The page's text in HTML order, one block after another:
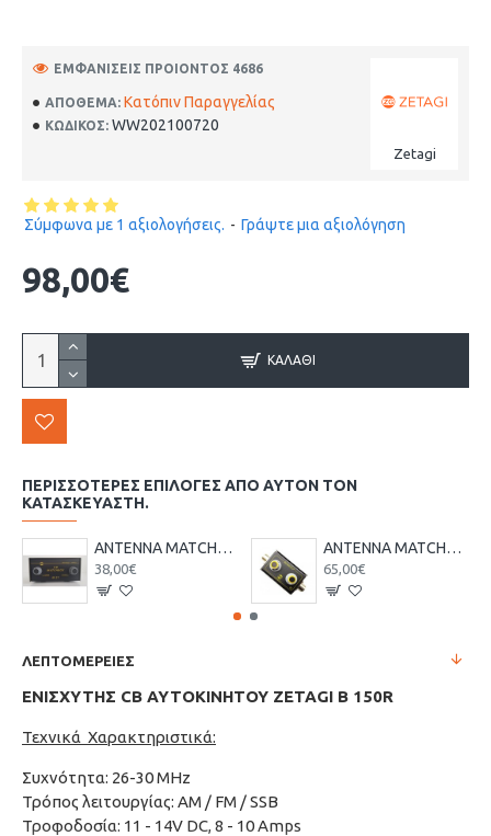
ΑΠΌΘΕΜΑ: Κατόπιν Παραγγελίας
ΚΩΔΙΚΟΣ: WW202100720
Zetagi
ΕΜΦΑΝΊΣΕΙΣ ΠΡΟΙΌΝΤΟΣ 4686
Σύμφωνα με 1 αξιολογήσεις. - Γράψτε μια αξιολόγηση
98,00€
ΚΑΛΆΘΙ
ΠΕΡΙΣΣΌΤΕΡΕΣ ΕΠΙΛΟΓΈΣ ΑΠΌ ΑΥΤΌΝ ΤΟΝ
ΚΑΤΑΣΚΕΥΑΣΤΉ.
ANTENNA MATCHER ZETAGI M27 ΡΥΘΜΙΣΤΗΣ ΣΤΑΣΙΜΩΝ 26-28MHz
38,00€
ANTENNA MATCHER ZETAGI MM27 ΡΥΘΜΙΣΤΗΣ ΣΤΑΣΙΜΩΝ
65,00€
ΛΕΠΤΟΜΕΡΕΙΕΣ
ΕΝΙΣΧΥΤΗΣ CB ΑΥΤΟΚΙΝΗΤΟΥ ZETAGI B 150R
Τεχνικά Χαρακτηριστικά:
Συχνότητα: 26-30 MHz
Τρόπος λειτουργίας: AM / FM / SSB
Τροφοδοσία: 11 - 14V DC, 8 - 10 Amps